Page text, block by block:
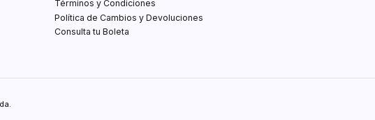
Términos y Condiciones
Política de Cambios y Devoluciones
Consulta tu Boleta